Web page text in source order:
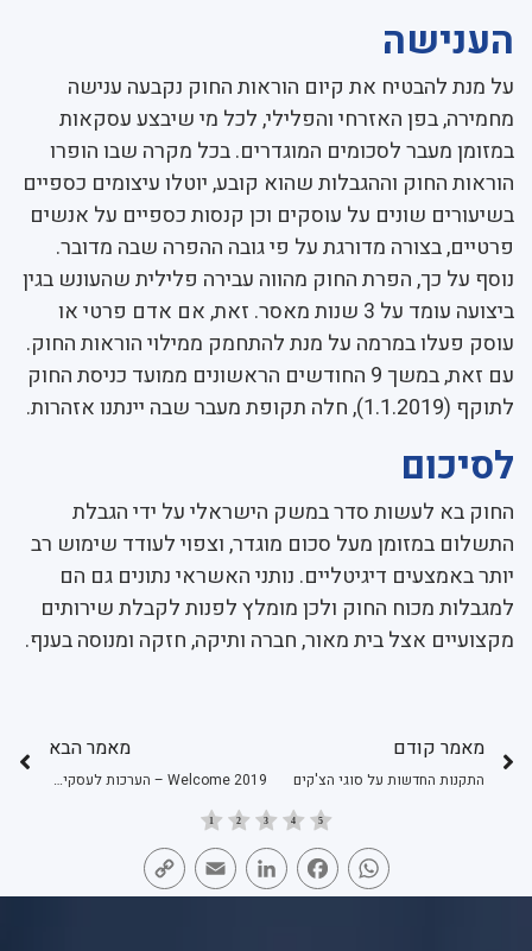
הענישה
על מנת להבטיח את קיום הוראות החוק נקבעה ענישה
מחמירה, בפן האזרחי והפלילי, לכל מי שיבצע עסקאות
במזומן מעבר לסכומים המוגדרים. בכל מקרה שבו הופרו
הוראות החוק וההגבלות שהוא קובע, יוטלו עיצומים כספיים
בשיעורים שונים על עוסקים וכן קנסות כספיים על אנשים
פרטיים, בצורה מדורגת על פי גובה ההפרה שבה מדובר.
נוסף על כך, הפרת החוק מהווה עבירה פלילית שהעונש בגין
ביצועה עומד על 3 שנות מאסר. זאת, אם אדם פרטי או
עוסק פעלו במרמה על מנת להתחמק ממילוי הוראות החוק.
עם זאת, במשך 9 החודשים הראשונים ממועד כניסת החוק
לתוקף (1.1.2019), חלה תקופת מעבר שבה יינתנו אזהרות.
לסיכום
החוק בא לעשות סדר במשק הישראלי על ידי הגבלת
התשלום במזומן מעל סכום מוגדר, וצפוי לעודד שימוש רב
יותר באמצעים דיגיטליים. נותני האשראי נתונים גם הם
למגבלות מכוח החוק ולכן מומלץ לפנות לקבלת שירותים
מקצועיים אצל בית מאור, חברה ותיקה, חזקה ומנוסה בענף.
מאמר קודם
התקנות החדשות על סוגי הצ'קים
מאמר הבא
Welcome 2019 – הערכות לעסקים לשנה החדשה!
WhatsApp
Facebook
LinkedIn
Email
Link